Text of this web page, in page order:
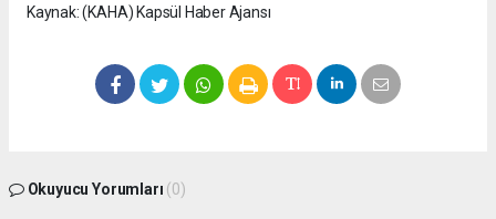
Kaynak: (KAHA) Kapsül Haber Ajansı
Okuyucu Yorumları (0)